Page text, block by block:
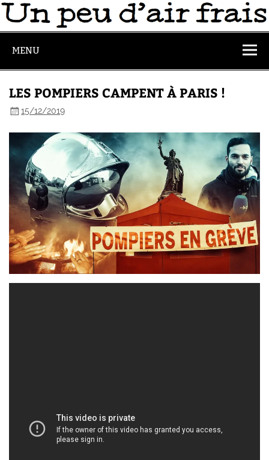
MENU
LES POMPIERS CAMPENT À PARIS !
15/12/2019